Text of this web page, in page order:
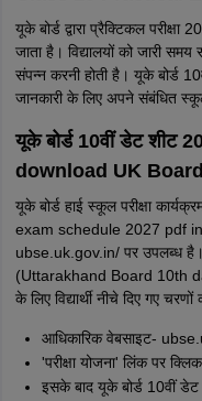
यूके बोर्ड द्वारा प्रैक्टिकल परीक्षा
जाता है। विद्यालयों को जारी
संपन्न करनी होती है। यूके बोर्ड
जानकारी के लिए अपने संबंधित
यूके बोर्ड 10वीं डेट शीट
download UK
यूके बोर्ड हाई स्कूल परीक्षा
exam schedule 2027 pdf in
ubse.uk.gov.in/ पर उपलब्ध है।
(Uttarakhand Board 10th
के लिए विद्यार्थी नीचे दिए गए
आधिकारिक वेबसाइट-
'परीक्षा योजना' लिंक पर
इसके बाद यूके बोर्ड 10वीं